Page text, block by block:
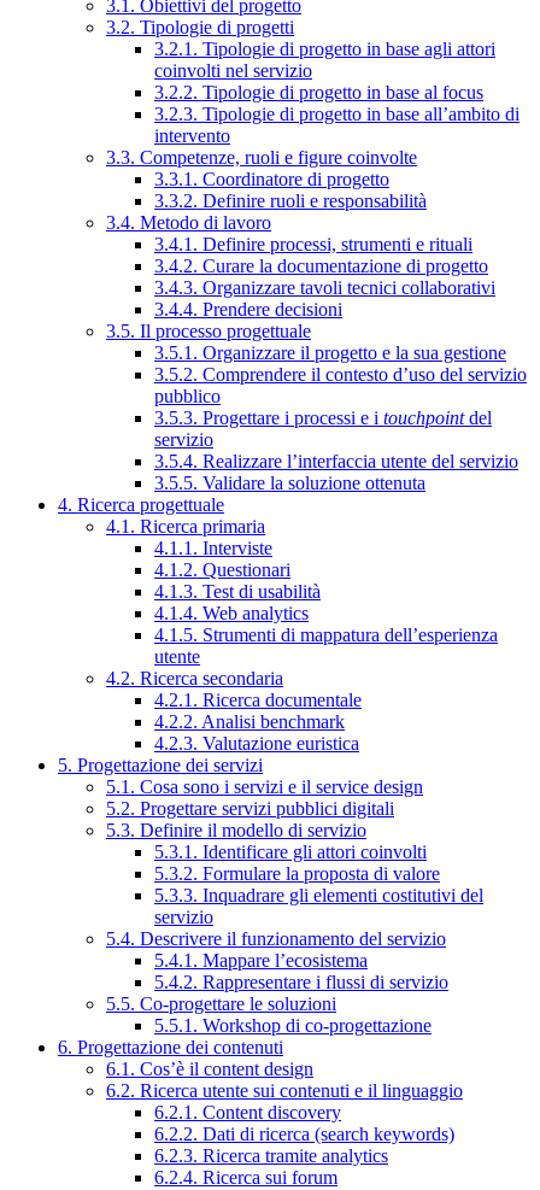
3.1. Obiettivi del progetto
3.2. Tipologie di progetti
3.2.1. Tipologie di progetto in base agli attori
coinvolti nel servizio
3.2.2. Tipologie di progetto in base al focus
3.2.3. Tipologie di progetto in base all’ambito di
intervento
3.3. Competenze, ruoli e figure coinvolte
3.3.1. Coordinatore di progetto
3.3.2. Definire ruoli e responsabilità
3.4. Metodo di lavoro
3.4.1. Definire processi, strumenti e rituali
3.4.2. Curare la documentazione di progetto
3.4.3. Organizzare tavoli tecnici collaborativi
3.4.4. Prendere decisioni
3.5. Il processo progettuale
3.5.1. Organizzare il progetto e la sua gestione
3.5.2. Comprendere il contesto d’uso del servizio
pubblico
3.5.3. Progettare i processi e i touchpointdel
servizio
3.5.4. Realizzare l’interfaccia utente del servizio
3.5.5. Validare la soluzione ottenuta
4. Ricerca progettuale
4.1. Ricerca primaria
4.1.1. Interviste
4.1.2. Questionari
4.1.3. Test di usabilità
4.1.4. Web analytics
4.1.5. Strumenti di mappatura dell’esperienza
utente
4.2. Ricerca secondaria
4.2.1. Ricerca documentale
4.2.2. Analisi benchmark
4.2.3. Valutazione euristica
5. Progettazione dei servizi
5.1. Cosa sono i servizi e il service design
5.2. Progettare servizi pubblici digitali
5.3. Definire il modello di servizio
5.3.1. Identificare gli attori coinvolti
5.3.2. Formulare la proposta di valore
5.3.3. Inquadrare gli elementi costitutivi del
servizio
5.4. Descrivere il funzionamento del servizio
5.4.1. Mappare l’ecosistema
5.4.2. Rappresentare i flussi di servizio
5.5. Co-progettare le soluzioni
5.5.1. Workshop di co-progettazione
6. Progettazione dei contenuti
6.1. Cos’è il content design
6.2. Ricerca utente sui contenuti e il linguaggio
6.2.1. Content discovery
6.2.2. Dati di ricerca (search keywords)
6.2.3. Ricerca tramite analytics
6.2.4. Ricerca sui forum